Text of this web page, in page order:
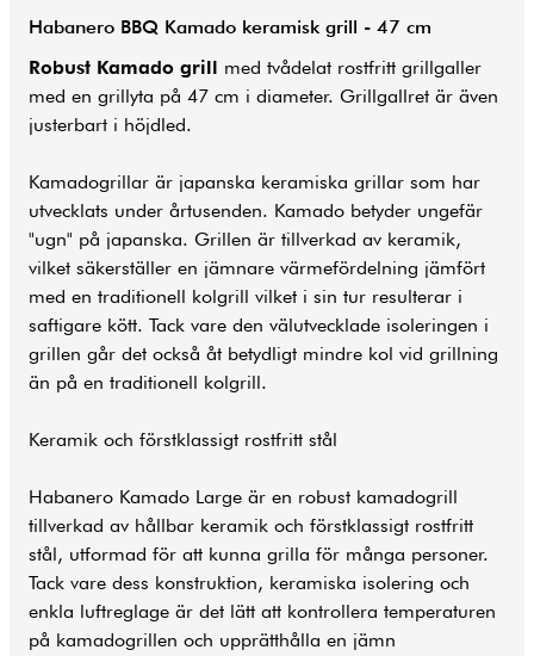
Habanero BBQ Kamado keramisk grill - 47 cm
Robust Kamado grill med tvådelat rostfritt grillgaller
med en grillyta på 47 cm i diameter. Grillgallret är även
justerbart i höjdled.
Kamadogrillar är japanska keramiska grillar som har
utvecklats under årtusenden. Kamado betyder ungefär
"ugn" på japanska. Grillen är tillverkad av keramik,
vilket säkerställer en jämnare värmefördelning jämfört
med en traditionell kolgrill vilket i sin tur resulterar i
saftigare kött. Tack vare den välutvecklade isoleringen i
grillen går det också åt betydligt mindre kol vid grillning
än på en traditionell kolgrill.
Keramik och förstklassigt rostfritt stål
Habanero Kamado Large är en robust kamadogrill
tillverkad av hållbar keramik och förstklassigt rostfritt
stål, utformad för att kunna grilla för många personer.
Tack vare dess konstruktion, keramiska isolering och
enkla luftreglage är det lätt att kontrollera temperaturen
på kamadogrillen och upprätthålla en jämn